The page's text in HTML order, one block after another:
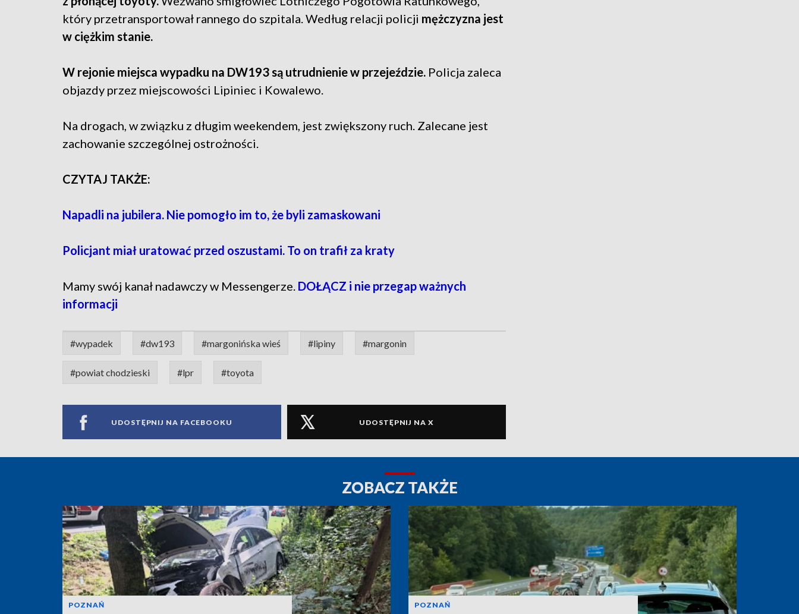
który przetransportował rannego do szpitala. Według relacji policji mężczyzna jest
w ciężkim stanie.
W rejonie miejsca wypadku na DW193 są utrudnienie w przejeździe. Policja zaleca
objazdy przez miejscowości Lipiniec i Kowalewo.
Na drogach, w związku z długim weekendem, jest zwiększony ruch. Zalecane jest
zachowanie szczególnej ostrożności.
CZYTAJ TAKŻE:
Napadli na jubilera. Nie pomogło im to, że byli zamaskowani
Policjant miał uratować przed oszustami. To on trafił za kraty
Mamy swój kanał nadawczy w Messengerze. DOŁĄCZ i nie przegap ważnych
informacji
#wypadek #dw193 #margonińska wieś #lipiny #margonin
#powiat chodzieski #lpr #toyota
UDOSTĘPNIJ NA FACEBOOKU UDOSTĘPNIJ NA X
ZOBACZ TAKŻE
POZNAŃ POZNAŃ